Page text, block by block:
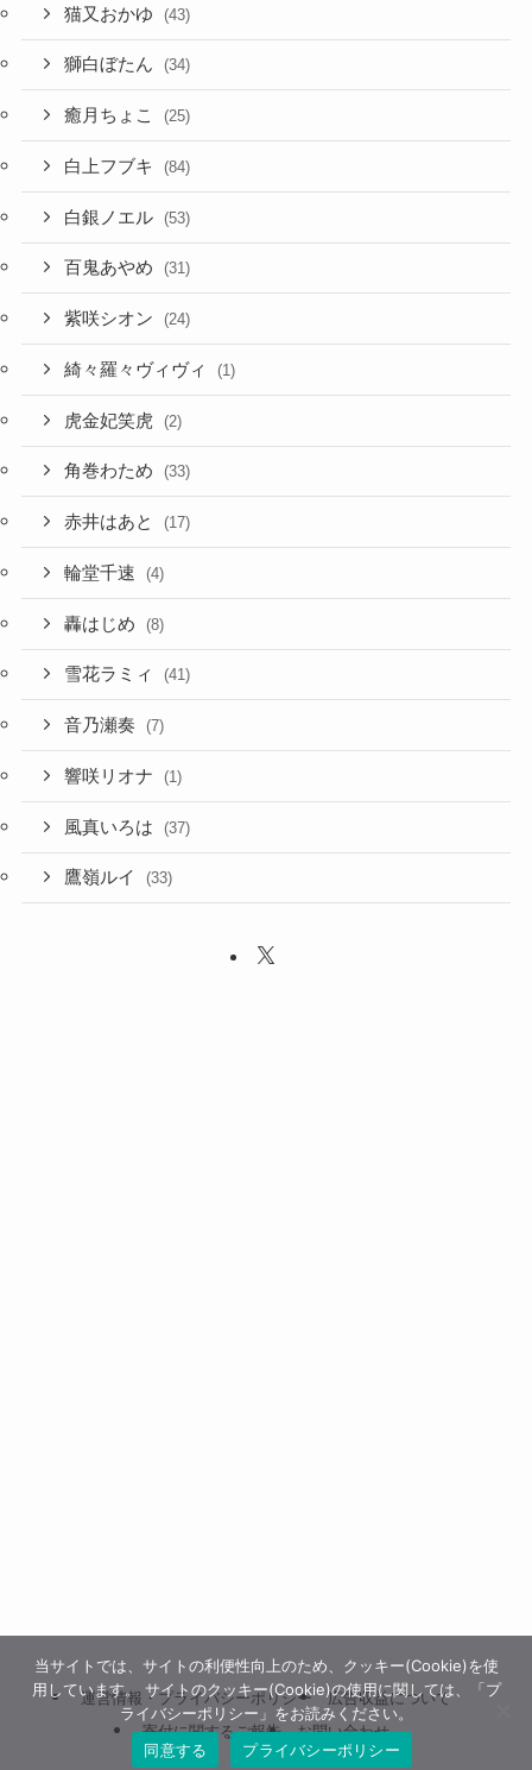
猫又おかゆ (43)
獅白ぼたん (34)
癒月ちょこ (25)
白上フブキ (84)
白銀ノエル (53)
百鬼あやめ (31)
紫咲シオン (24)
綺々羅々ヴィヴィ (1)
虎金妃笑虎 (2)
角巻わため (33)
赤井はあと (17)
輪堂千速 (4)
轟はじめ (8)
雪花ラミィ (41)
音乃瀬奏 (7)
響咲リオナ (1)
風真いろは (37)
鷹嶺ルイ (33)
運営情報・プライバシーポリシー
広告収益について
寄付に関するご報告
お問い合わせ
当サイトでは、サイトの利便性向上のため、クッキー(Cookie)を使
用しています。 サイトのクッキー(Cookie)の使用に関しては、「プ
ライバシーポリシー」をお読みください。
同意する
プライバシーポリシー